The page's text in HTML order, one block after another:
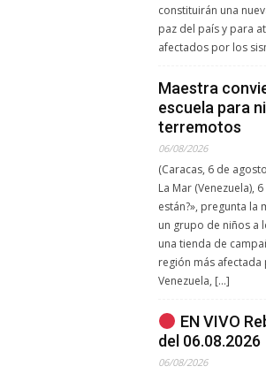
constituirán una
paz del país y para
afectados por los
Maestra
escuela para
terremotos
06/08/2026
(Caracas, 6 de
La Mar (Venezuela),
están?», pregunta la
un grupo de niños a
una tienda de
región más
Venezuela, […]
EN VIVO
del 06.08.2026
06/08/2026